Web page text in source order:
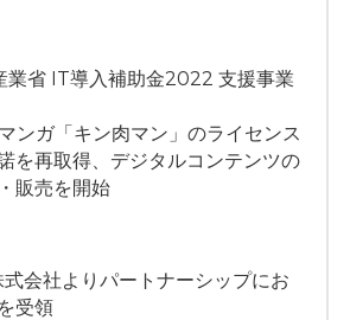
業省 IT導入補助金2022 支援事業
ンガ「キン肉マン」のライセンス
を再取得、デジタルコンテンツの
販売を開始
会社よりパートナーシップにお
受領